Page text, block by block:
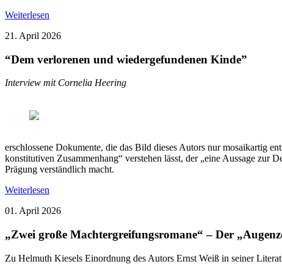
Weiterlesen
21. April 2026
“Dem verlorenen und wiedergefundenen Kinde”
Interview mit Cornelia Heering
erschlossene Dokumente, die das Bild dieses Autors nur mosaikartig
konstitutiven Zusammenhang“ verstehen lässt, der „eine Aussage
Prägung verständlich macht.
Weiterlesen
01. April 2026
„Zwei große Machtergreifungsromane“ – Der
Zu Helmuth Kiesels Einordnung des Autors Ernst Weiß in seiner